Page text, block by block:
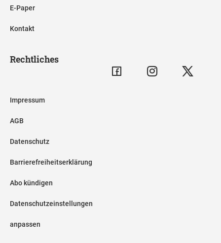
E-Paper
Kontakt
Rechtliches
Impressum
AGB
Datenschutz
Barrierefreiheitserklärung
Abo kündigen
Datenschutzeinstellungen
anpassen